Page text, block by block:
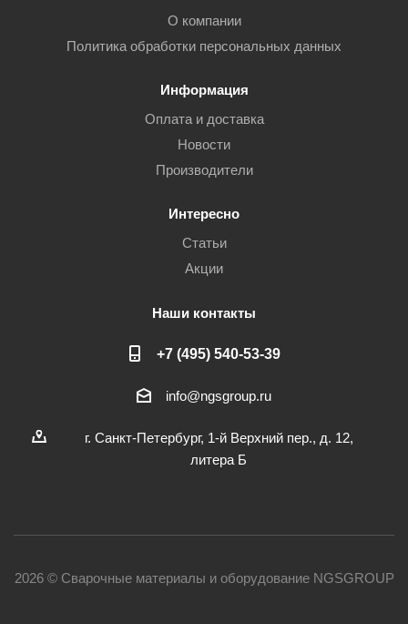
О компании
Политика обработки персональных данных
Информация
Оплата и доставка
Новости
Производители
Интересно
Статьи
Акции
Наши контакты
+7 (495) 540-53-39
info@ngsgroup.ru
г. Санкт-Петербург, 1-й Верхний пер., д. 12,
литера Б
2026 © Сварочные материалы и оборудование NGSGROUP